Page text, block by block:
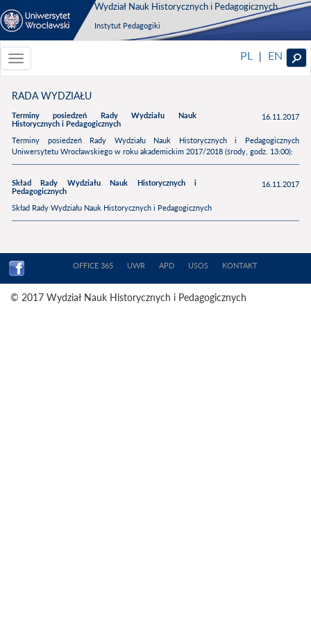
Wydział Nauk Historycznych i Pedagogicznych
Instytut Pedagogiki
Toggle
navigationToggle
PL | EN
RADA WYDZIAŁU
Terminy posiedzeń Rady Wydziału Nauk
Historycznych i Pedagogicznych
16.11.2017
Terminy posiedzeń Rady Wydziału Nauk Historycznych i Pedagogicznych
Uniwersytetu Wrocławskiego w roku akademickim 2017/2018 (środy, godz. 13:00):
Skład Rady Wydziału Nauk Historycznych i
Pedagogicznych
16.11.2017
Skład Rady Wydziału Nauk Historycznych i Pedagogicznych
OFFICE 365 UWR APD USOS KONTAKT
© 2017 Wydział Nauk Historycznych i Pedagogicznych